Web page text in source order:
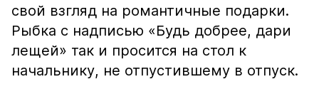
свой взгляд на романтичные подарки.
Рыбка с надписью «Будь добрее, дари
лещей» так и просится на стол к
начальнику, не отпустившему в отпуск.